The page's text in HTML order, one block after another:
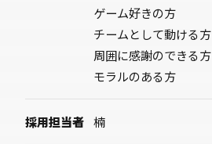
ゲーム好きの方
チームとして動ける方
周囲に感謝のできる方
モラルのある方
採用担当者 楠